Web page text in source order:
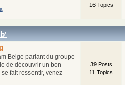
16 Topics
Belge parlant du groupe
de découvrir un bon
fait ressentir, venez
39 Posts
11 Topics